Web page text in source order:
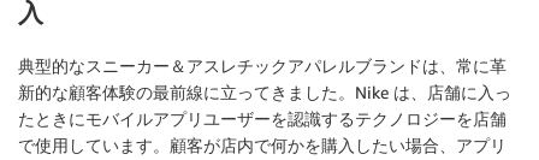
入
典型的なスニーカー＆アスレチックアパレルブランドは、常に革
新的な顧客体験の最前線に立ってきました。Nike は、店舗に入っ
たときにモバイルアプリユーザーを認識するテクノロジーを店舗
で使用しています。顧客が店内で何かを購入したい場合、アプリ